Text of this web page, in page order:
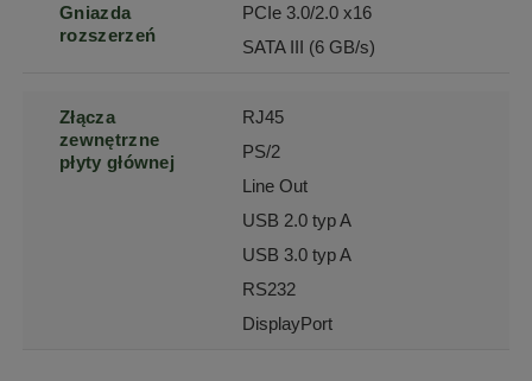
Gniazda
rozszerzeń
PCIe 3.0/2.0 x16
SATA III (6 GB/s)
Złącza
zewnętrzne
płyty głównej
RJ45
PS/2
Line Out
USB 2.0 typ A
USB 3.0 typ A
RS232
DisplayPort